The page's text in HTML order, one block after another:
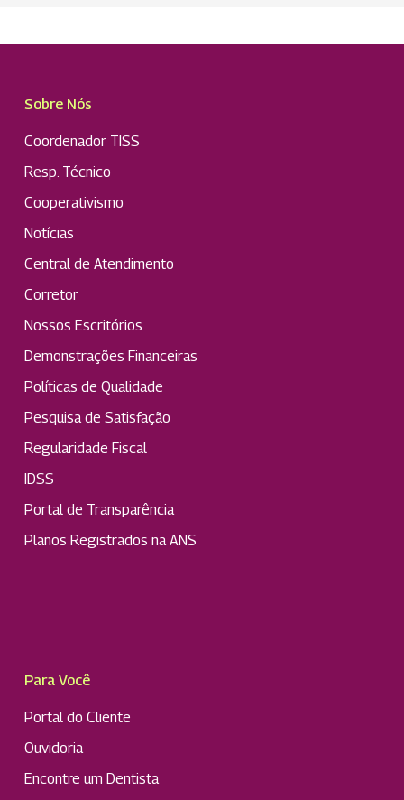
Sobre Nós
Coordenador TISS
Resp. Técnico
Cooperativismo
Notícias
Central de Atendimento
Corretor
Nossos Escritórios
Demonstrações Financeiras
Políticas de Qualidade
Pesquisa de Satisfação
Regularidade Fiscal
IDSS
Portal de Transparência
Planos Registrados na ANS
Para Você
Portal do Cliente
Ouvidoria
Encontre um Dentista